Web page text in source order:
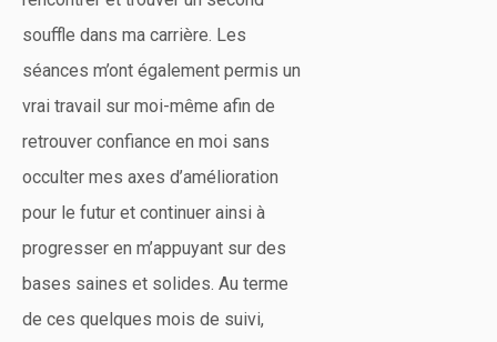
souffle dans ma carrière. Les
séances m’ont également permis un
vrai travail sur moi-même afin de
retrouver confiance en moi sans
occulter mes axes d’amélioration
pour le futur et continuer ainsi à
progresser en m’appuyant sur des
bases saines et solides. Au terme
de ces quelques mois de suivi,